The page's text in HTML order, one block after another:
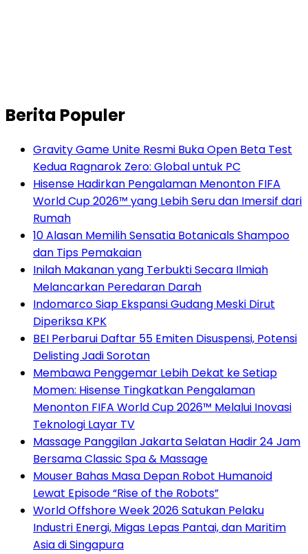
Berita Populer
Gravity Game Unite Resmi Buka Open Beta Test
Kedua Ragnarok Zero: Global untuk PC
Hisense Hadirkan Pengalaman Menonton FIFA
World Cup 2026™ yang Lebih Seru dan Imersif dari
Rumah
10 Alasan Memilih Sensatia Botanicals Shampoo
dan Tips Pemakaian
Inilah Makanan yang Terbukti Secara Ilmiah
Melancarkan Peredaran Darah
Indomarco Siap Ekspansi Gudang Meski Dirut
Diperiksa KPK
BEI Perbarui Daftar 55 Emiten Disuspensi, Potensi
Delisting Jadi Sorotan
Membawa Penggemar Lebih Dekat ke Setiap
Momen: Hisense Tingkatkan Pengalaman
Menonton FIFA World Cup 2026™ Melalui Inovasi
Teknologi Layar TV
Massage Panggilan Jakarta Selatan Hadir 24 Jam
Bersama Classic Spa & Massage
Mouser Bahas Masa Depan Robot Humanoid
Lewat Episode “Rise of the Robots”
World Offshore Week 2026 Satukan Pelaku
Industri Energi, Migas Lepas Pantai, dan Maritim
Asia di Singapura